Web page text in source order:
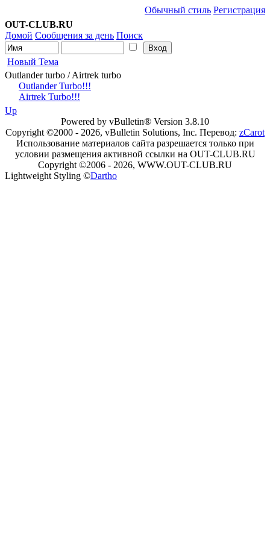
Обычный стиль Регистрация
OUT-CLUB.RU
Домой Сообщения за день Поиск
Новый Тема
Outlander turbo / Airtrek turbo
Outlander Turbo!!!
Airtrek Turbo!!!
Up
Powered by vBulletin® Version 3.8.10
Copyright ©2000 - 2026, vBulletin Solutions, Inc. Перевод: zCarot
Использование материалов сайта разрешается только при
условии размещения активной ссылки на OUT-CLUB.RU
Copyright ©2006 - 2026, WWW.OUT-CLUB.RU
Lightweight Styling ©Dartho